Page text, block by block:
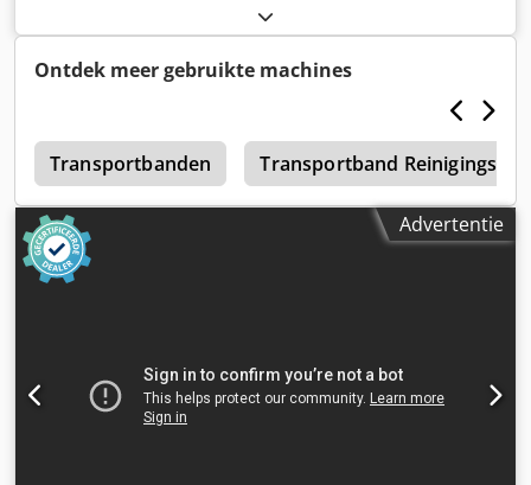
with 2 checkweighers year: 2020 Djdozlhy Hspfx Aciswa
Ontdek meer gebruikte machines
Transportbanden Transportband
Advertentie